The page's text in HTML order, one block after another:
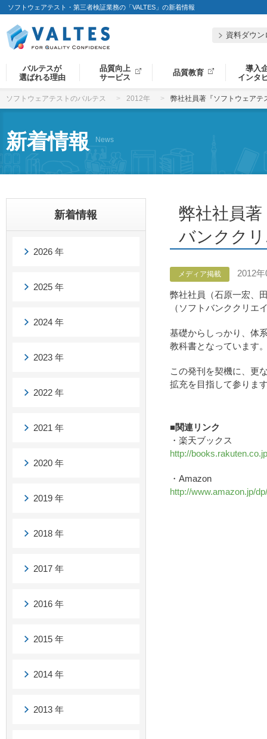
ソフトウェアテスト・第三者検証業務の「VALTES」の新着情報
資料ダウン
バルテスが
選ばれる理由
品質向上
サービス
品質教育
導入
インタ
ソフトウェアテストのバルテス 2012年 弊社社員著『ソフトウェアテ
新着情報 News
弊社社員
バンクク
メディア掲載 2012
弊社社員（石原一宏、
（ソフトバンククリエ
基礎からしっかり、体
教科書となっています
この発刊を契機に、更
拡充を目指して参りま
■関連リンク
・楽天ブックス
http://
・Amazon
http://www.amazon.jp/
新着情報
2026 年
2025 年
2024 年
2023 年
2022 年
2021 年
2020 年
2019 年
2018 年
2017 年
2016 年
2015 年
2014 年
2013 年